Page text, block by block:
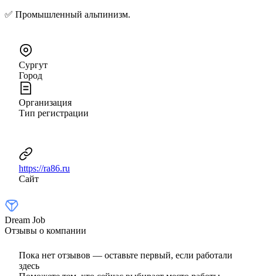
✅ Промышленный альпинизм.
Сургут
Город
Организация
Тип регистрации
https://ra86.ru
Сайт
Dream Job
Отзывы о компании
Пока нет отзывов — оставьте первый, если работали
здесь